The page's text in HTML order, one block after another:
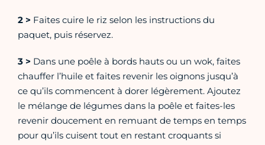
2 > Faites cuire le riz selon les instructions du
paquet, puis réservez.
3 > Dans une poêle à bords hauts ou un wok, faites
chauffer l’huile et faites revenir les oignons jusqu’à
ce qu’ils commencent à dorer légèrement. Ajoutez
le mélange de légumes dans la poêle et faites-les
revenir doucement en remuant de temps en temps
pour qu’ils cuisent tout en restant croquants si